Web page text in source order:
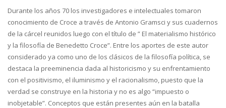
Durante los años 70 los investigadores e intelectuales tomaron
conocimiento de Croce a través de Antonio Gramsci y sus cuadernos
de la cárcel reunidos luego con el título de ” El materialismo histórico
y la filosofía de Benedetto Croce”. Entre los aportes de este autor
considerado ya como uno de los clásicos de la filosofía política, se
destaca la preeminencia dada al historicismo y su enfrentamiento
con el positivismo, el iluminismo y el racionalismo, puesto que la
verdad se construye en la historia y no es algo “impuesto o
inobjetable”. Conceptos que están presentes aún en la batalla